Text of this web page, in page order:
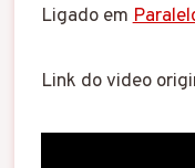
Ligado em
Link do video